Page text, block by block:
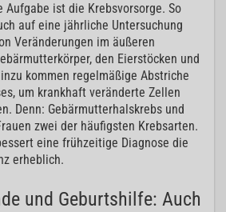
Aufgabe ist die Krebsvorsorge. So
auf eine jährliche Untersuchung
Veränderungen im äußeren
den Eierstöcken und
kommen regelmäßige Abstriche
um krankhaft veränderte Zellen
Denn: Gebärmutterhalskrebs und
zwei der häufigsten Krebsarten.
eine frühzeitige Diagnose die
erheblich.
und Geburtshilfe: Auch